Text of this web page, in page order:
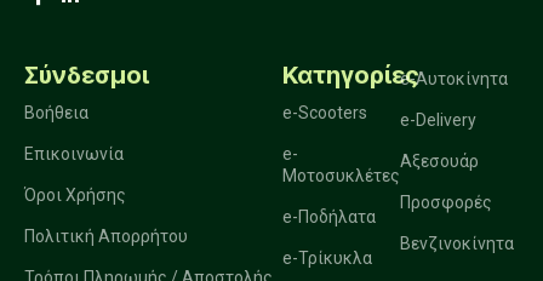
Σύνδεσμοι
Βοήθεια
Επικοινωνία
Όροι Χρήσης
Πολιτική Απορρήτου
Κατηγορίες
e-Scooters
e-
Μοτοσυκλέτες
e-Ποδήλατα
e-Τρίκυκλα
e-Αυτοκίνητα
e-Delivery
Αξεσουάρ
Προσφορές
Βενζινοκίνητα